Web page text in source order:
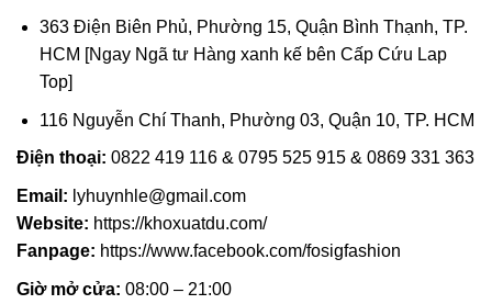
363 Điện Biên Phủ, Phường 15, Quận Bình Thạnh, TP.
HCM [Ngay Ngã tư Hàng xanh kế bên Cấp Cứu Lap
Top]
116 Nguyễn Chí Thanh, Phường 03, Quận 10, TP. HCM
Điện thoại: 0822 419 116 & 0795 525 915 & 0869 331 363
Email: lyhuynhle@gmail.com
Website: https://khoxuatdu.com/
Fanpage: https://www.facebook.com/fosigfashion
Giờ mở cửa: 08:00 – 21:00